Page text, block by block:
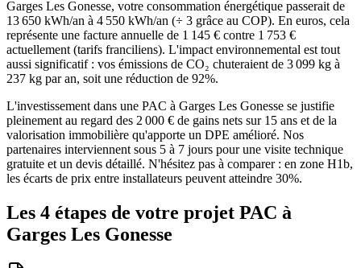
Garges Les Gonesse, votre consommation énergétique passerait de
13 650 kWh/an à 4 550 kWh/an (÷ 3 grâce au COP). En euros, cela
représente une facture annuelle de 1 145 € contre 1 753 €
actuellement (tarifs franciliens). L'impact environnemental est tout
aussi significatif : vos émissions de CO₂ chuteraient de 3 099 kg à
237 kg par an, soit une réduction de 92%.
L'investissement dans une PAC à Garges Les Gonesse se justifie
pleinement au regard des 2 000 € de gains nets sur 15 ans et de la
valorisation immobilière qu'apporte un DPE amélioré. Nos
partenaires interviennent sous 5 à 7 jours pour une visite technique
gratuite et un devis détaillé. N'hésitez pas à comparer : en zone H1b,
les écarts de prix entre installateurs peuvent atteindre 30%.
Les 4 étapes de votre projet PAC à
Garges Les Gonesse